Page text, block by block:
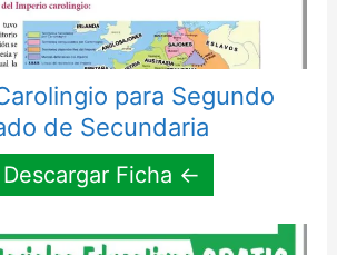
para Segundo
de Secundaria
Ficha ←